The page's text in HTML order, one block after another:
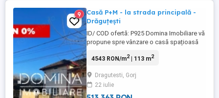
9
Casă P+M - la strada principală -
Drăguțești
ID/ COD ofertă: P925 Domina Imobiliare vă
propune spre vânzare o casă spațioasă
Proprietatea este ideală pentru cei care
liniștită și accesibilă la o distanță de
aproximativ 7 km de orașul Târgu Jiu.
Casa are o suprafață ...
4543 RON/m2| 113 m2
Dragutesti, Gorj
22 iulie